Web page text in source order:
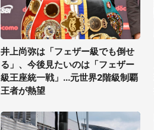
井上尚弥は「フェザー級でも倒せ
る」、今後見たいのは「フェザー
級王座統一戦」...元世界2階級制覇
王者が熱望